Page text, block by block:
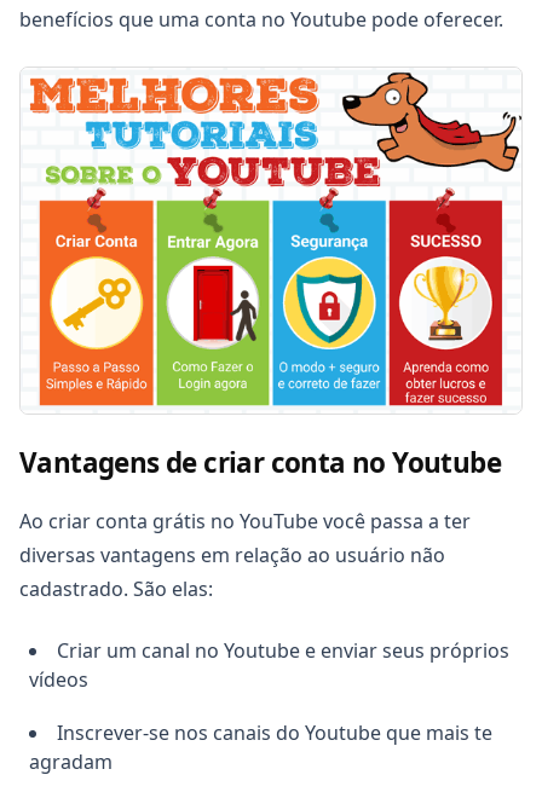
benefícios que uma conta no Youtube pode oferecer.
Vantagens de criar conta no Youtube
Ao criar conta grátis no YouTube você passa a ter
diversas vantagens em relação ao usuário não
cadastrado. São elas:
Criar um canal no Youtube e enviar seus próprios
vídeos
Inscrever-se nos canais do Youtube que mais te
agradam
Copiar